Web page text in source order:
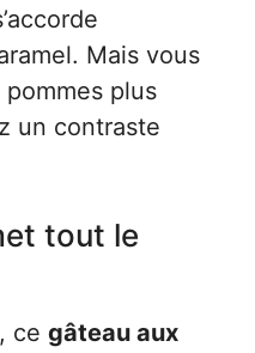
Mais vous
plus
un contraste
tout le
ce gâteau aux